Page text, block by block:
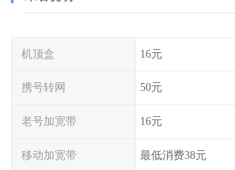
机顶盒 16元
携号转网 50元
老号加宽带 16元
移动加宽带 最低消费38元